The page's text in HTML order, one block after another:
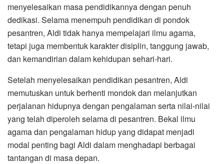
menyelesaikan masa pendidikannya dengan penuh
dedikasi. Selama menempuh pendidikan di pondok
pesantren, Aldi tidak hanya mempelajari ilmu agama,
tetapi juga membentuk karakter disiplin, tanggung jawab,
dan kemandirian dalam kehidupan sehari-hari.
Setelah menyelesaikan pendidikan pesantren, Aldi
memutuskan untuk berhenti mondok dan melanjutkan
perjalanan hidupnya dengan pengalaman serta nilai-nilai
yang telah diperoleh selama di pesantren. Bekal ilmu
agama dan pengalaman hidup yang didapat menjadi
modal penting bagi Aldi dalam menghadapi berbagai
tantangan di masa depan.